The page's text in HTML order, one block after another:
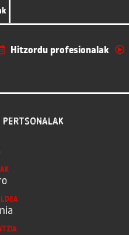
Hitzordu profesionalak
pertsonalak